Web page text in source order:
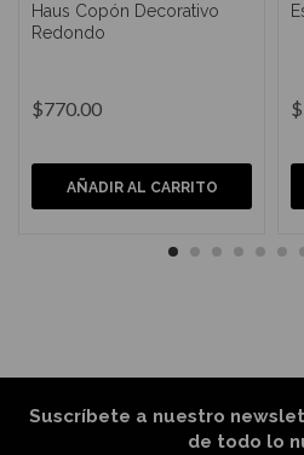
Haus Copón Decorativo
Redondo
$770.00
AÑADIR AL CARRITO
Suscríbete a nuestro
de todo lo